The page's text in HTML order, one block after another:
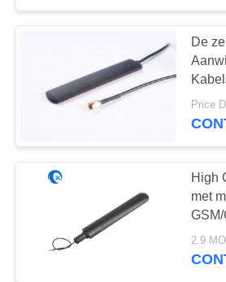
FABRIEKSREIS
CONTACTEER
ONS
GEVALLEN
De
Price
High
met
GSM/
2.9